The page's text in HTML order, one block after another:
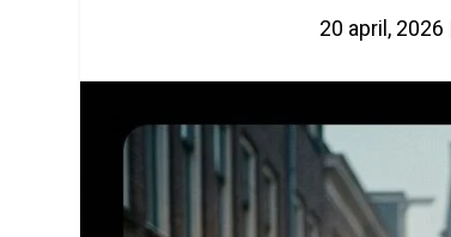
20 april, 2026
Facebook Twitter